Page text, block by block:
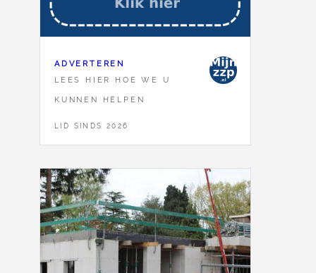
ADVERTEREN
LEES HIER HOE WE U
KUNNEN HELPEN
LID SINDS 2026